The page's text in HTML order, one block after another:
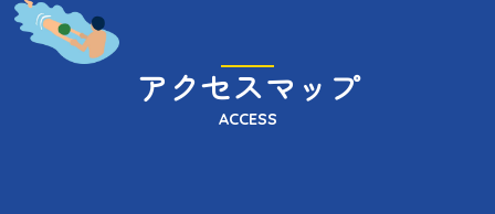
アクセスマップ
ACCESS